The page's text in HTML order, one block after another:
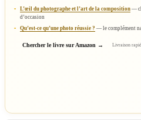
L’œil du photographe et l’art de la composition —
d’occasion
Qu’est-ce qu’une photo réussie ? — le complément
Chercher le livre sur Amazon Livraison